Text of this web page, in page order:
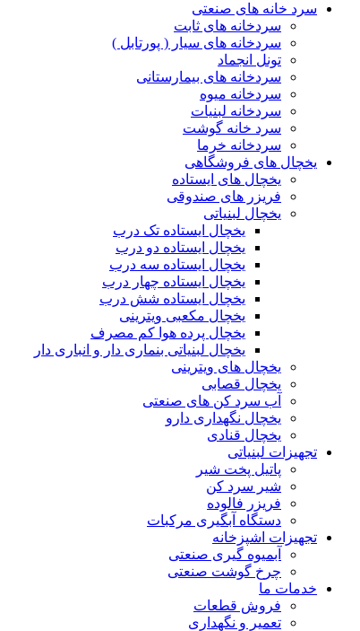
سرد خانه های صنعتی
سردخانه های ثابت
سردخانه های سیار ( پورتابل )
تونل انجماد
سردخانه های بیمارستانی
سردخانه میوه
سردخانه لبنیات
سرد خانه گوشت
سردخانه خرما
یخچال های فروشگاهی
یخچال های ایستاده
فریزر های صندوقی
یخچال لبنیاتی
یخچال ایستاده تک درب
یخچال ایستاده دو درب
یخچال ایستاده سه درب
یخچال ایستاده چهار درب
یخچال ایستاده شش درب
یخچال مکعبی ویترینی
یخچال پرده هوا کم مصرف
یخچال لبنیاتی بنماری دار و انباری دار
یخچال های ویترینی
یخچال قصابی
آب سرد کن های صنعتی
یخچال نگهداری دارو
یخچال قنادی
تجهیزات لبنیاتی
پاتیل پخت شیر
شیر سرد کن
فریزر فالوده
دستگاه آبگیری مرکبات
تجهیزات اشپزخانه
آبمیوه گیری صنعتی
چرخ گوشت صنعتی
خدمات ما
فروش قطعات
تعمیر و نگهداری